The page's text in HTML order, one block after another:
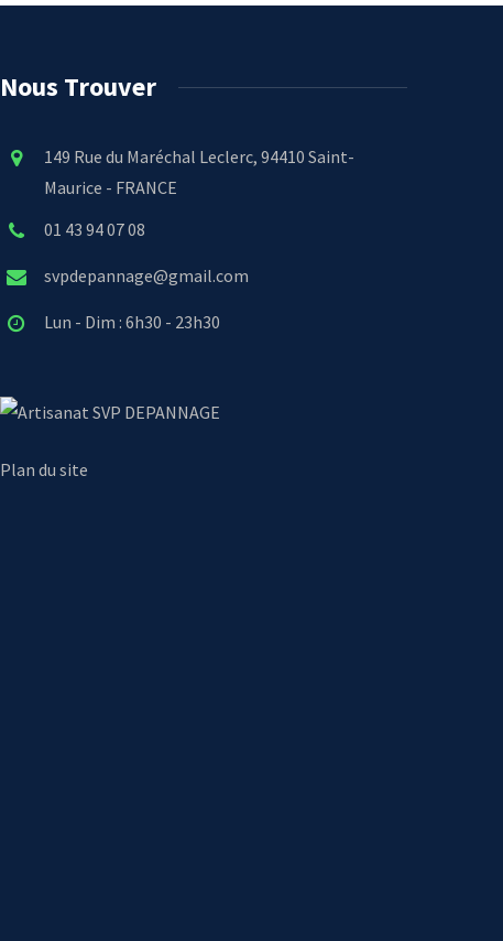
Nous Trouver
149 Rue du Maréchal Leclerc, 94410 Saint-
Maurice - FRANCE
01 43 94 07 08
svpdepannage@gmail.com
Lun - Dim : 6h30 - 23h30
SVP DEPANNAGE
Plan du site